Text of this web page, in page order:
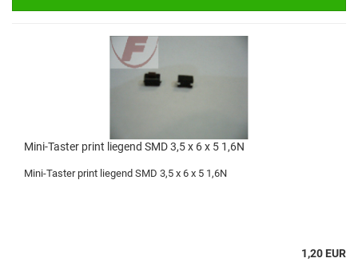
Mini-Taster print liegend SMD 3,5 x 6 x 5 1,6N
Mini-Taster print liegend SMD 3,5 x 6 x 5 1,6N
1,20 EUR